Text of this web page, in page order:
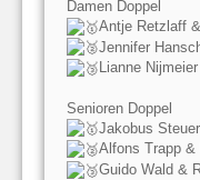
Damen Doppel
Antje Retzlaff
Jennifer
Lianne
Senioren Doppel
Jakobus
Alfons Trapp &
Guido Wald &